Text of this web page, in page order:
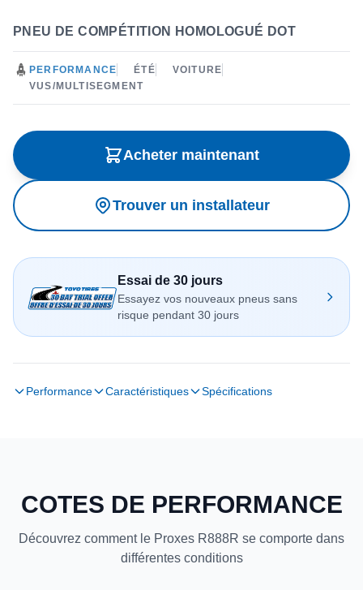
PNEU DE COMPÉTITION HOMOLOGUÉ DOT
PERFORMANCE ÉTÉ
VOITURE
VUS/MULTISEGMENT
Acheter maintenant
Trouver un installateur
Essai de 30 jours
Essayez vos nouveaux pneus sans
risque pendant 30 jours
Performance Caractéristiques Spécifications
COTES DE PERFORMANCE
Découvrez comment le Proxes R888R se comporte dans
différentes conditions